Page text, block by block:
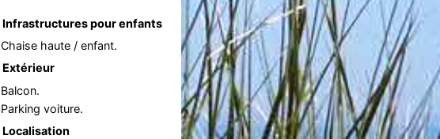
Infrastructures pour enfants
Chaise haute / enfant.
Extérieur
Balcon.
Parking voiture.
Localisation